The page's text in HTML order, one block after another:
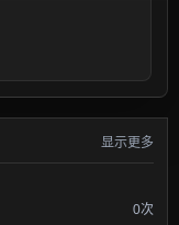
显示更多
0次